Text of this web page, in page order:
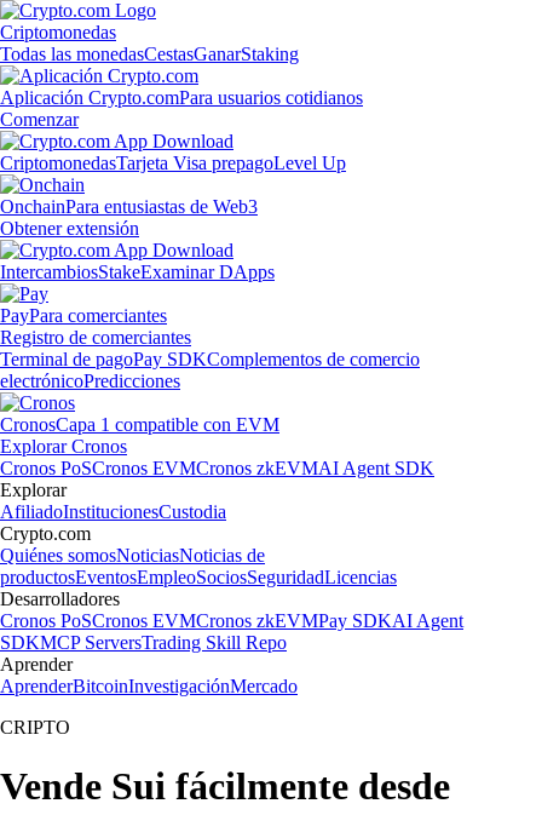
Criptomonedas
Todas las monedasCestasGanarStaking
Aplicación Crypto.comPara usuarios cotidianos
Comenzar
CriptomonedasTarjeta Visa prepagoLevel Up
OnchainPara entusiastas de Web3
Obtener extensión
IntercambiosStakeExaminar DApps
PayPara comerciantes
Registro de comerciantes
Terminal de pagoPay SDKComplementos de comercio
electrónicoPredicciones
CronosCapa 1 compatible con EVM
Explorar Cronos
Cronos PoSCronos EVMCronos zkEVMAI Agent SDK
Explorar
AfiliadoInstitucionesCustodia
Crypto.com
Quiénes somosNoticiasNoticias de
productosEventosEmpleoSociosSeguridadLicencias
Desarrolladores
Cronos PoSCronos EVMCronos zkEVMPay SDKAI Agent
SDKMCP ServersTrading Skill Repo
Aprender
AprenderBitcoinInvestigaciónMercado
CRIPTO
Vende Sui fácilmente desde